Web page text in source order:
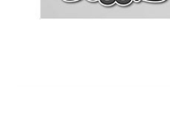
Ver más